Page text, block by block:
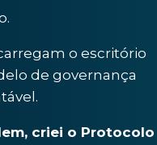
o escritório
de governança
criei o Protocolo